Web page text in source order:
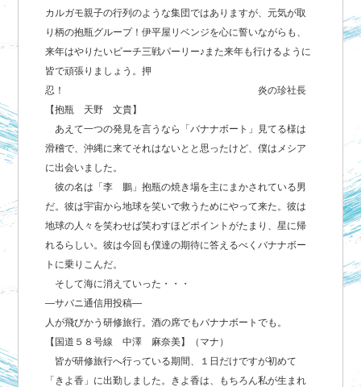
カルガモ親子の行列のような集団ではありますが、元気が取
り柄の抱瓶グループ！伊平屋リベンジを心に誓いながらも、
来年はやりたいビーチ三戦パーリー♪また来年も行けるように
皆で頑張りましょう。押
忍！ 炎の珍社長
【抱瓶 天野 文貴】
あえて一つの発見を言うなら「バナナボート」見てる様は
滑稽で、沖縄に来てそれはないとと思ったけど、僕はメシア
に出会いました。
彼の名は「李 鵬」抱瓶の焼き場を主にまかされている男
だ。彼は宇宙から地球を笑いで救うためにやって来た。彼は
地球の人々を笑わせば笑わすほどポイントがたまり、星に帰
れるらしい。彼は今回も僕達の期待に答えるべくバナナボー
トに乗りこんだ。
そして海に消えていった・・・
―サバニ通信用投稿―
人が飛びかう研修旅行。酒の席でもバナナボートでも。
【国道５８号線 中澤 麻奈美】（マナ）
皆が研修旅行へ行っている期間、１日だけですが初めて
「きよ香」に出勤しました。きよ香は、もちろん私が生まれ